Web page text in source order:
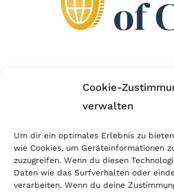
Cookie-
verwalten
Um dir ein optimales Erlebnis zu
wie Cookies, um Geräteinformationen
zuzugreifen. Wenn du diesen
Daten wie das Surfverhalten oder
verarbeiten. Wenn du deine
Wir sind Mitglied im
erfolgreichen E-Commerce
viele Onlineshops im Netz
und unterstützen fairen